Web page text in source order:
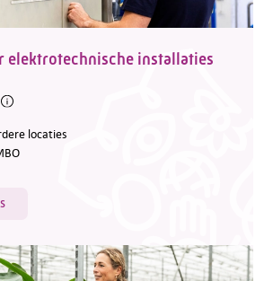
elektrotechnische installaties
locaties